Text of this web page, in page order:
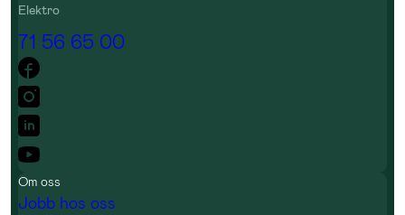
Elektro
71 56 65 00
Om oss
Jobb hos oss